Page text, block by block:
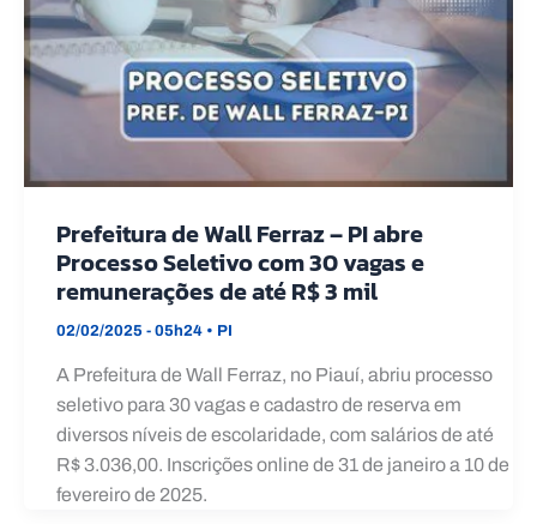
Prefeitura de Wall Ferraz – PI abre
Processo Seletivo com 30 vagas e
remunerações de até R$ 3 mil
02/02/2025 - 05h24 • PI
A Prefeitura de Wall Ferraz, no Piauí, abriu processo
seletivo para 30 vagas e cadastro de reserva em
diversos níveis de escolaridade, com salários de até
R$ 3.036,00. Inscrições online de 31 de janeiro a 10 de
fevereiro de 2025.